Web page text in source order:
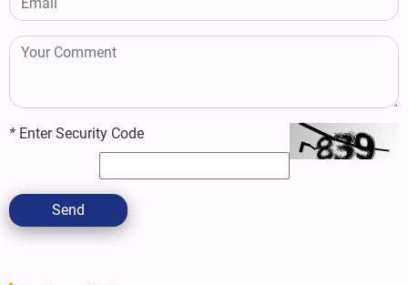
* Enter Security Code
Send